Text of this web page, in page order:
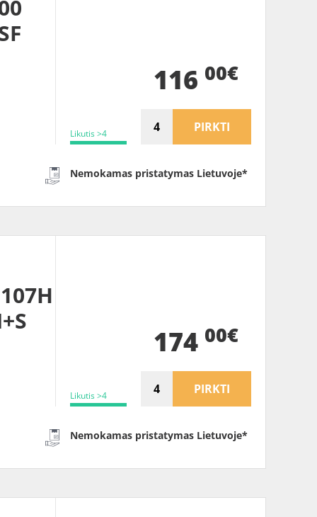
Likutis >4
116 00€
PIRKTI
Nemokamas pristatymas Lietuvoje*
Likutis >4
174 00€
PIRKTI
Nemokamas pristatymas Lietuvoje*